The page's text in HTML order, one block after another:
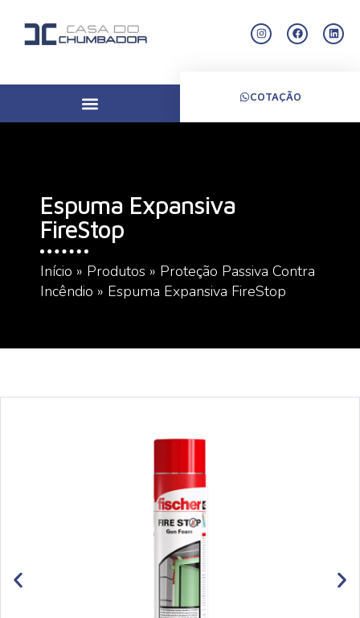
COTAÇÃO
Espuma Expansiva
FireStop
Início » Produtos » Proteção Passiva Contra
Incêndio » Espuma Expansiva FireStop